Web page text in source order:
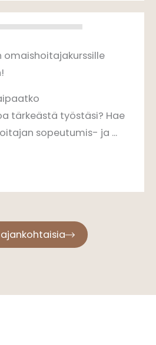
omaishoitajakurssille
tärkeästä työstäsi? Hae
sopeutumis- ja ...
ajankohtaisia